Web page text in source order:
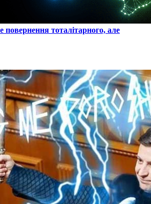
повернення тоталітарного, але